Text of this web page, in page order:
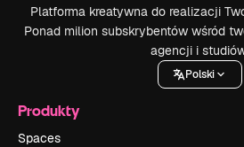
Platforma kreatywna do realizacji
Ponad milion subskrybentów wśród
agencji i
Polski
Produkty
Spaces